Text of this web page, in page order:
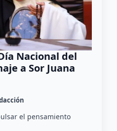
Nacional del
a Sor Juana
el pensamiento